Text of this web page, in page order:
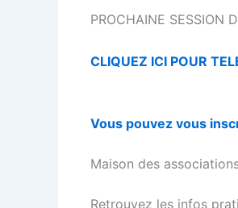
PROCHAINE SESSION
CLIQUEZ ICI POUR
Vous pouvez vous
Maison des
Retrouvez les infos